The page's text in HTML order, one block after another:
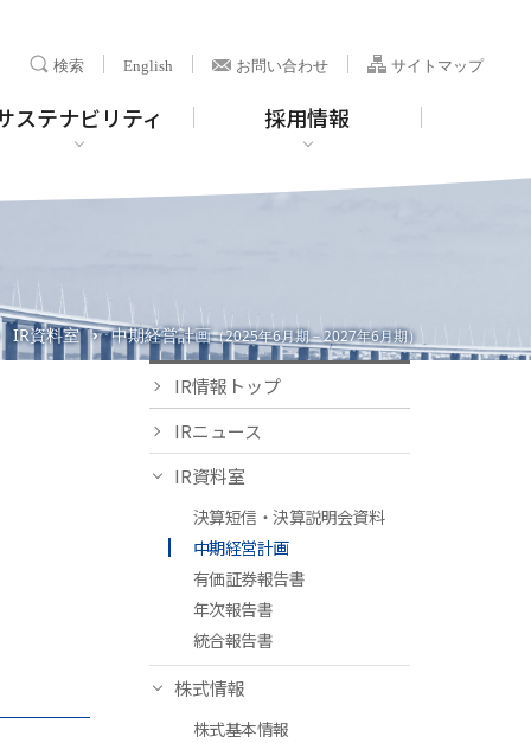
ステナビリティ 採用情報
検索 English お問い合わせ サイトマップ
IR資料室 › 中期経営計画（2025年6月期－2027年6月期）
IR情報トップ
IRニュース
IR資料室
決算短信・決算説明会資料
中期経営計画
有価証券報告書
年次報告書
統合報告書
株式情報
株式基本情報